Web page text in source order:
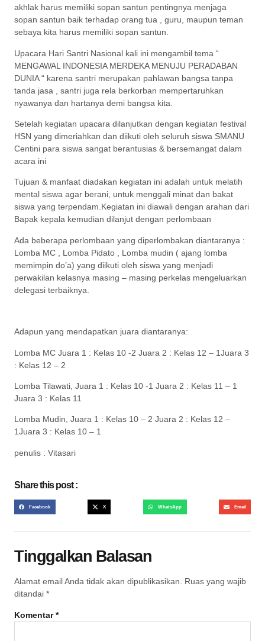
akhlak harus memiliki sopan santun pentingnya menjaga
sopan santun baik terhadap orang tua , guru, maupun teman
sebaya kita harus memiliki sopan santun.
Upacara Hari Santri Nasional kali ini mengambil tema “
MENGAWAL INDONESIA MERDEKA MENUJU PERADABAN
DUNIA “ karena santri merupakan pahlawan bangsa tanpa
tanda jasa , santri juga rela berkorban mempertaruhkan
nyawanya dan hartanya demi bangsa kita.
Setelah kegiatan upacara dilanjutkan dengan kegiatan festival
HSN yang dimeriahkan dan diikuti oleh seluruh siswa SMANU
Centini para siswa sangat berantusias & bersemangat dalam
acara ini
Tujuan & manfaat diadakan kegiatan ini adalah untuk melatih
mental siswa agar berani, untuk menggali minat dan bakat
siswa yang terpendam.Kegiatan ini diawali dengan arahan dari
Bapak kepala kemudian dilanjut dengan perlombaan
Ada beberapa perlombaan yang diperlombakan diantaranya :
Lomba MC , Lomba Pidato , Lomba mudin ( ajang lomba
memimpin do’a) yang diikuti oleh siswa yang menjadi
perwakilan kelasnya masing – masing perkelas mengeluarkan
delegasi terbaiknya.
Adapun yang mendapatkan juara diantaranya:
Lomba MC Juara 1 : Kelas 10 -2 Juara 2 : Kelas 12 – 1Juara 3
: Kelas 12 – 2
Lomba Tilawati, Juara 1 : Kelas 10 -1 Juara 2 : Kelas 11 – 1
Juara 3 : Kelas 11
Lomba Mudin, Juara 1 : Kelas 10 – 2 Juara 2 : Kelas 12 –
1Juara 3 : Kelas 10 – 1
penulis : Vitasari
Share this post :
Facebook X WhatsApp Email
Tinggalkan Balasan
Alamat email Anda tidak akan dipublikasikan. Ruas yang wajib
ditandai *
Komentar*